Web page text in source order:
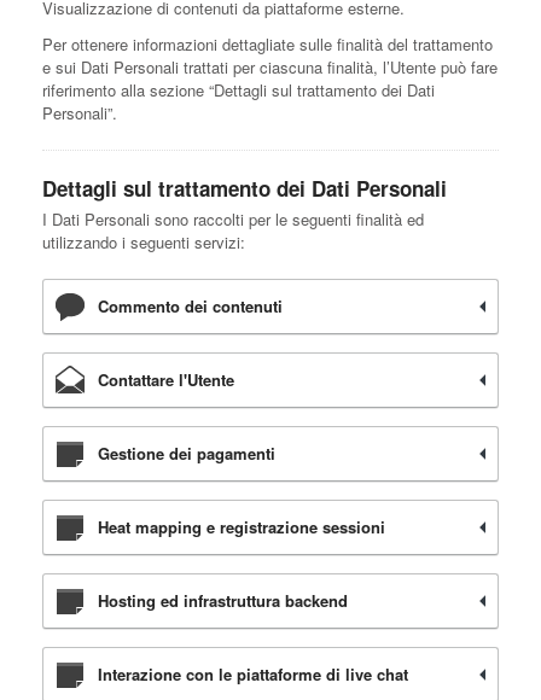
Visualizzazione di contenuti da piattaforme esterne.
Per ottenere informazioni dettagliate sulle finalità del trattamento
e sui Dati Personali trattati per ciascuna finalità, l’Utente può fare
riferimento alla sezione “Dettagli sul trattamento dei Dati
Personali”.
Dettagli sul trattamento dei Dati Personali
I Dati Personali sono raccolti per le seguenti finalità ed
utilizzando i seguenti servizi:
Commento dei contenuti
Contattare l'Utente
Gestione dei pagamenti
Heat mapping e registrazione sessioni
Hosting ed infrastruttura backend
Interazione con le piattaforme di live chat